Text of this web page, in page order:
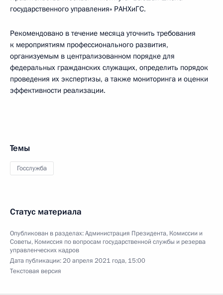
государственного управления» РАНХиГС.
Рекомендовано в течение месяца уточнить требования
к мероприятиям профессионального развития,
организуемым в централизованном порядке для
федеральных гражданских служащих, определить порядок
проведения их экспертизы, а также мониторинга и оценки
эффективности реализации.
Темы
Госслужба
Статус материала
Опубликован в разделах:Администрация Президента, Комиссии и
Советы, Комиссия по вопросам государственной службы и резерва
управленческих кадров
Дата публикации:20 апреля 2021 года, 15:00
Текстовая версия